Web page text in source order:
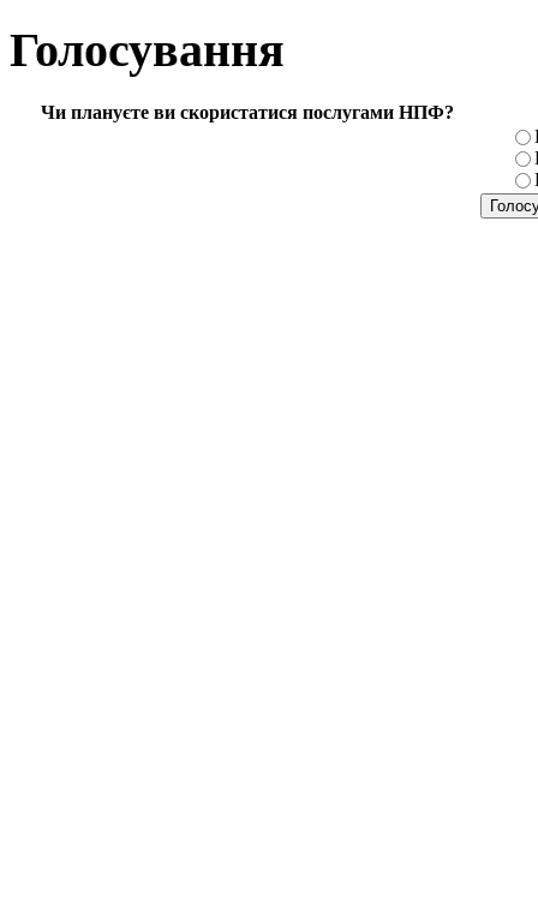
Голосування
Чи плануєте ви скористатися послугами НПФ?